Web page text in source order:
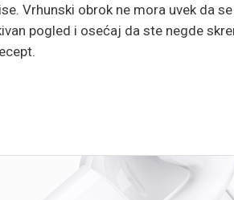
Vrhunski obrok ne mora uvek da
pogled i osećaj da ste negde